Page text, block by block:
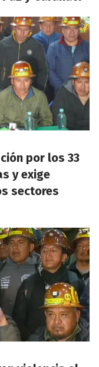
por los 33
y exige
sectores